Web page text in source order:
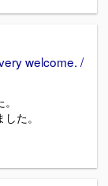
welcome. /
た。